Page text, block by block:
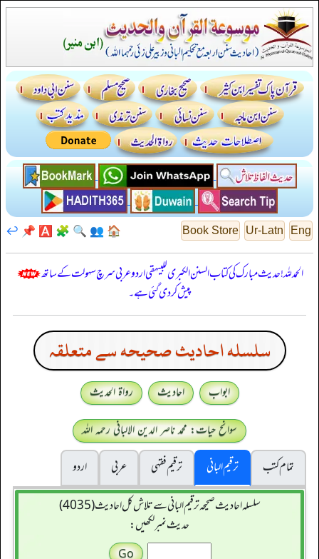
Eng
Ur-Latn
Book Store
🏠
👥
🔍
🧩
🅰️
📌
↩️
الحمدللہ! حدیث مبارک کی کتاب السنن الكبرى للبيهقي اردو عربی سرچ سہولت کے ساتھ
پیش کر دی گئی ہے۔
سلسله احاديث صحيحه سے متعلقہ
ابواب احادیث
رواۃ الحدیث
سوانح حیات: محمد ناصر الدین الالبانی رحمہ اللہ
تمام کتب
ترقیم البانی ترقيم فقہی عربی
اردو
سلسله احاديث صحيحه ترقیم البانی سے تلاش کل احادیث (4035)
حدیث نمبر لکھیں: